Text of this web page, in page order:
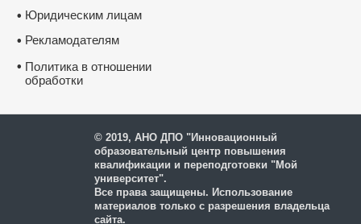
• Юридическим лицам
• Рекламодателям
• Политика в отношении
обработки
© 2019, АНО ДПО "Инновационный
образовательный центр повышения
квалификации и переподготовки "Мой
университет".
Все права защищены. Использование
материалов только с разрешения владельца
сайта.